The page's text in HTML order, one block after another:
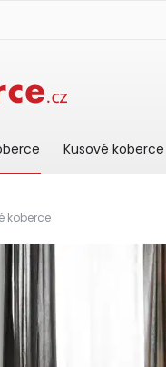
Kusové koberce
koberce